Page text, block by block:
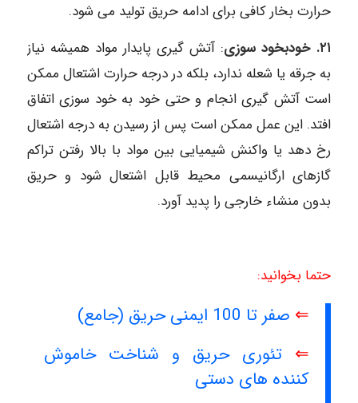
حرارت بخار کافی برای ادامه حریق تولید می شود.
۲۱. خودبخود سوزی
: آتش گیری پایدار مواد همیشه نیاز
به جرقه یا شعله ندارد، بلکه در درجه حرارت اشتعال ممکن
است آتش گیری انجام و حتی خود به خود سوزی اتفاق
افتد. این عمل ممکن است پس از رسیدن به درجه اشتعال
رخ دهد یا واکنش شیمیایی بین مواد با بالا رفتن تراکم
گازهای ارگانیسمی محیط قابل اشتعال شود و حریق
بدون منشاء خارجی را پدید آورد.
حتما بخوانید:
⇐ صفر تا 100 ایمنی حریق (جامع)
⇐ تئوری حریق و شناخت خاموش
کننده های دستی